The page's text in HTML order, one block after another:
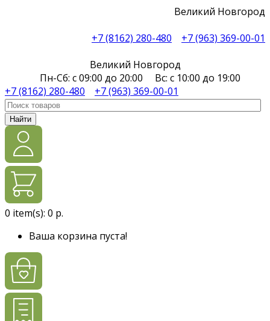
Великий Новгород
+7 (8162) 280-480
+7 (963) 369-00-01
Великий Новгород
Пн-Сб: с 09:00 до 20:00 Вс: с 10:00 до 19:00
+7 (8162) 280-480
+7 (963) 369-00-01
Найти
0 item(s): 0 р.
Ваша корзина пуста!